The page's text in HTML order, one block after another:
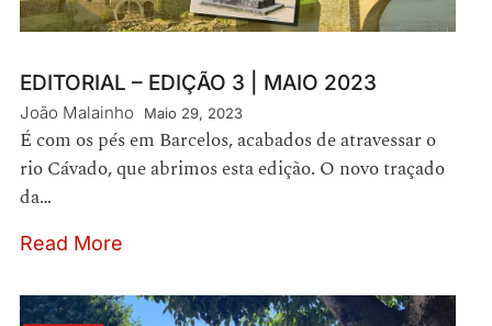
EDITORIAL – EDIÇÃO 3 | MAIO 2023
João Malainho Maio 29, 2023
É com os pés em Barcelos, acabados de atravessar o
rio Cávado, que abrimos esta edição. O novo traçado
da…
Read More